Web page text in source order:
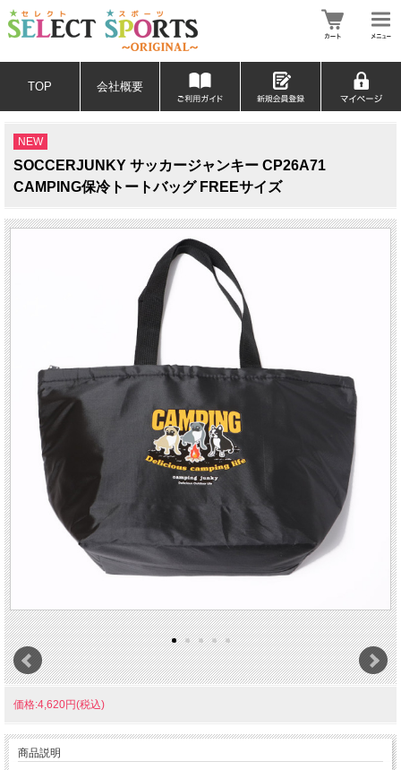
TOP 会社概要
NEW
SOCCERJUNKY サッカージャンキー CP26A71
CAMPING保冷トートバッグ FREEサイズ
価格:4,620円(税込)
商品説明